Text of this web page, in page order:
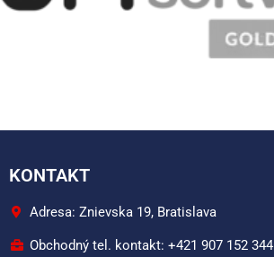
KONTAKT
Adresa: Znievska 19, Bratislava
Obchodný tel. kontakt: +421 907 152 344